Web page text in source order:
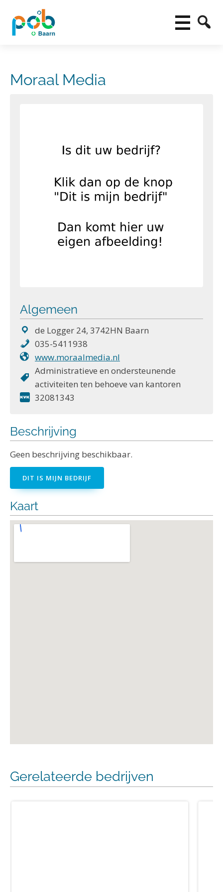
Moraal Media
Algemeen
de Logger 24, 3742HN Baarn
035-5411938
www.moraalmedia.nl
Administratieve en ondersteunende
activiteiten ten behoeve van kantoren
32081343
Beschrijving
Geen beschrijving beschikbaar.
DIT IS MIJN BEDRIJF
Kaart
Gerelateerde bedrijven